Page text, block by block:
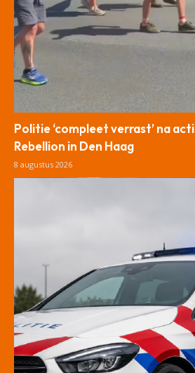
Politie ‘compleet verrast’ na
Rebellion in Den Haag
8 augustus 2026